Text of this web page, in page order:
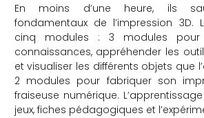
En moins d’une heure, ils
fondamentaux de l’impression 3D.
cinq modules : 3 modules pour
connaissances, appréhender les
et visualiser les différents objets que
2 modules pour fabriquer son
fraiseuse numérique.
jeux, fiches pédagogiques et